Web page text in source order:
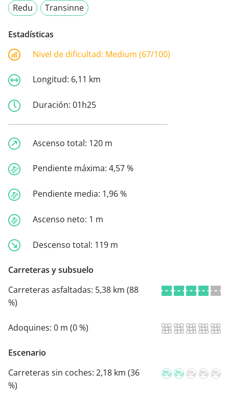
Redu
Transinne
Estadísticas
Nivel de dificultad: Medium (67/100)
Longitud: 6,11 km
Duración: 01h25
Ascenso total: 120 m
Pendiente máxima: 4,57 %
Pendiente media: 1,96 %
Ascenso neto: 1 m
Descenso total: 119 m
Carreteras y subsuelo
Carreteras asfaltadas: 5,38 km (88
%)
Adoquines: 0 m (0 %)
Escenario
Carreteras sin coches: 2,18 km (36
%)